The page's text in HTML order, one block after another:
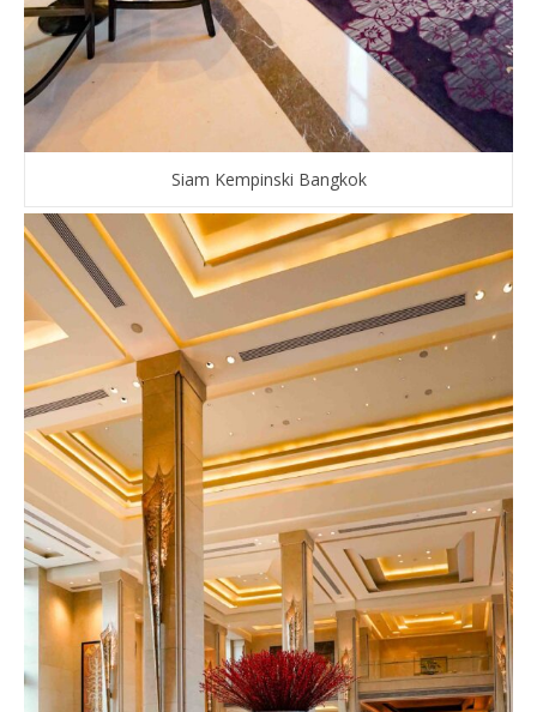
Siam Kempinski Bangkok